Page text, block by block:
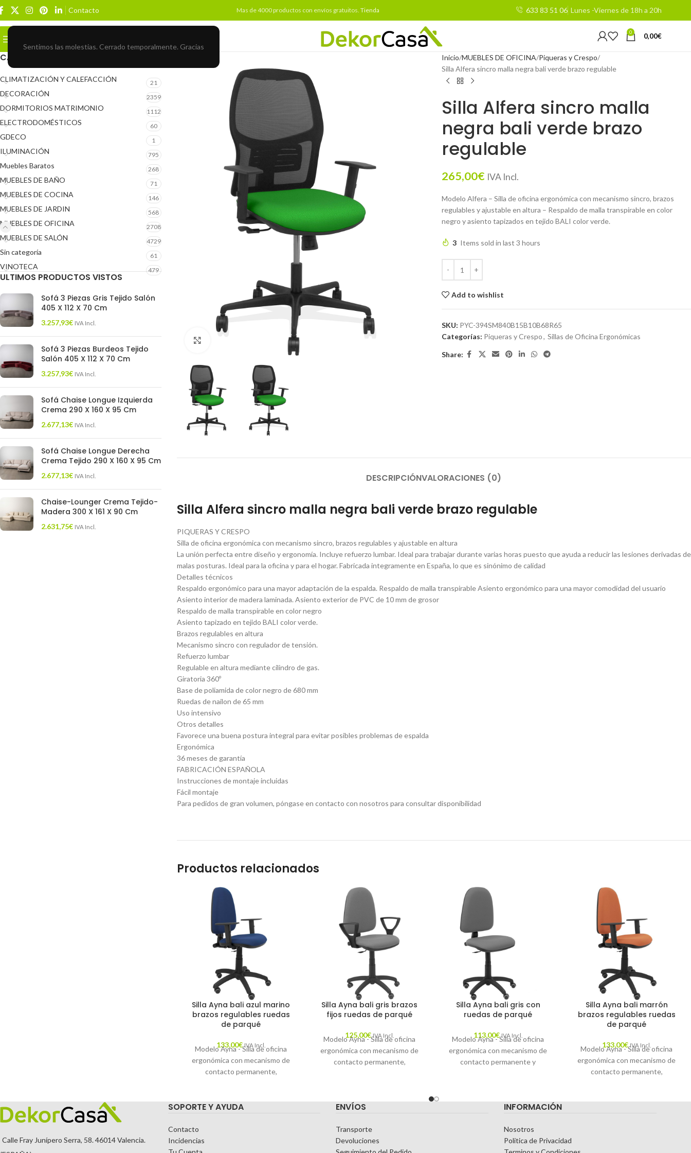
Sentimos las molestias. Cerrado temporalmente. Gracias
Contacto Mas de 4000 productos con envíos gratuitos. Tienda 633 83 51 06 Lunes -Viernes de 18h a 20h
0 0,00€
CATEGORÍAS DEL PRODUCTO
CLIMATIZACIÓN Y CALEFACCIÓN 21
DECORACIÓN 2359
DORMITORIOS MATRIMONIO 1112
ELECTRODOMÉSTICOS 60
GDECO 1
ILUMINACIÓN 795
Muebles Baratos 268
MUEBLES DE BAÑO 71
MUEBLES DE COCINA 146
MUEBLES DE JARDIN 568
MUEBLES DE OFICINA 2708
MUEBLES DE SALÓN 4729
Sin categoría 61
VINOTECA 479
ULTIMOS PRODUCTOS VISTOS
Sofá 3 Piezas Gris Tejido Salón
405 X 112 X 70 Cm
3.257,93€ IVA Incl.
Sofá 3 Piezas Burdeos Tejido
Salón 405 X 112 X 70 Cm
3.257,93€ IVA Incl.
Sofá Chaise Longue Izquierda
Crema 290 X 160 X 95 Cm
2.677,13€ IVA Incl.
Sofá Chaise Longue Derecha
Crema Tejido 290 X 160 X 95 Cm
2.677,13€ IVA Incl.
Chaise-Lounger Crema Tejido-
Madera 300 X 161 X 90 Cm
2.631,75€ IVA Incl.
Inicio MUEBLES DE OFICINA Piqueras y Crespo
Silla Alfera sincro malla negra bali verde brazo regulable
Silla Alfera sincro malla
negra bali verde brazo
regulable
265,00€ IVA Incl.
Modelo Alfera – Silla de oficina ergonómica con mecanismo sincro, brazos
regulables y ajustable en altura – Respaldo de malla transpirable en color
negro y asiento tapizados en tejido BALI color verde.
3 Items sold in last 3 hours
Add to wishlist
SKU: PYC-394SM840B15B10B68R65
Categorías: Piqueras y Crespo, Sillas de Oficina Ergonómicas
Share:
DESCRIPCIÓNVALORACIONES (0)
Silla Alfera sincro malla negra bali verde brazo regulable
PIQUERAS Y CRESPO
Silla de oficina ergonómica con mecanismo sincro, brazos regulables y ajustable en altura
La unión perfecta entre diseño y ergonomía. Incluye refuerzo lumbar. Ideal para trabajar durante varias horas puesto que ayuda a reducir las lesiones derivadas de
malas posturas. Ideal para la oficina y para el hogar. Fabricada integramente en España, lo que es sinónimo de calidad
Detalles técnicos
Respaldo ergonómico para una mayor adaptación de la espalda. Respaldo de malla transpirable Asiento ergonómico para una mayor comodidad del usuario
Asiento interior de madera laminada. Asiento exterior de PVC de 10 mm de grosor
Respaldo de malla transpirable en color negro
Asiento tapizado en tejido BALI color verde.
Brazos regulables en altura
Mecanismo sincro con regulador de tensión.
Refuerzo lumbar
Regulable en altura mediante cilindro de gas.
Giratoria 360º
Base de poliamida de color negro de 680 mm
Ruedas de nailon de 65 mm
Uso intensivo
Otros detalles
Favorece una buena postura integral para evitar posibles problemas de espalda
Ergonómica
36 meses de garantía
FABRICACIÓN ESPAÑOLA
Instrucciones de montaje incluidas
Fácil montaje
Para pedidos de gran volumen, póngase en contacto con nosotros para consultar disponibilidad
Productos relacionados
Silla Ayna bali azul marino
brazos regulables ruedas
de parqué
133,00€ IVA Incl.
Modelo Ayna - Silla de oficina
ergonómica con mecanismo de
contacto permanente,
tapizados en tejido BALI color
REGULABLES EN ALTURA)
Silla Ayna bali gris brazos
fijos ruedas de parqué
125,00€ IVA Incl.
Modelo Ayna - Silla de oficina
ergonómica con mecanismo de
contacto permanente,
gris (BRAZOS FIJOS
Silla Ayna bali gris con
ruedas de parqué
113,00€ IVA Incl.
Modelo Ayna - Silla de oficina
ergonómica con mecanismo de
contacto permanente y
parqué
Silla Ayna bali marrón
brazos regulables ruedas
de parqué
133,00€ IVA Incl.
Modelo Ayna - Silla de oficina
ergonómica con mecanismo de
contacto permanente,
Calle Fray Junípero Serra, 58. 46014 Valencia.
SOPORTE Y AYUDA
Contacto
Incidencias
ENVÍOS
Transporte
Devoluciones
INFORMACIÓN
Nosotros
Politica de Privacidad